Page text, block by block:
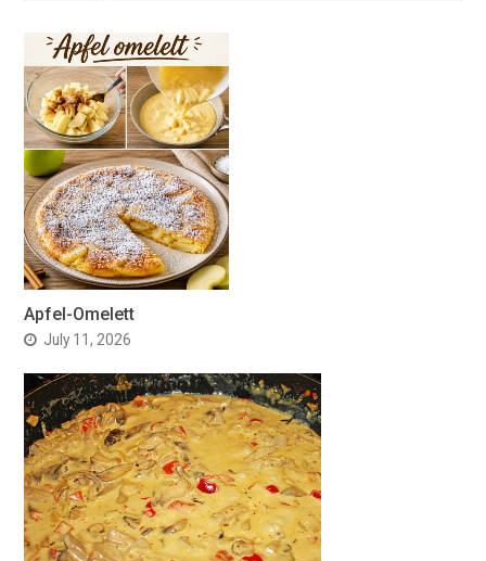
Apfel-Omelett
July 11, 2026